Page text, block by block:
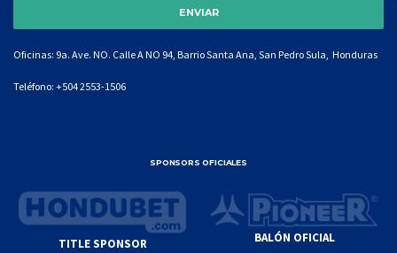
Oficinas: 9a. Ave. NO. Calle A NO 94, Barrio Santa Ana, San Pedro Sula, Honduras
Teléfono: +504 2553-1506
SPONSORS OFICIALES
TITLE SPONSOR BALÓN OFICIAL